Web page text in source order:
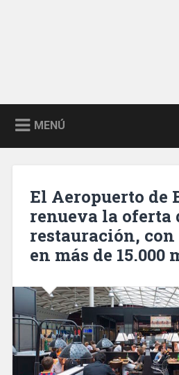
MENÚ
El Aeropuerto de
renueva la oferta
restauración, con
en más de 15.000